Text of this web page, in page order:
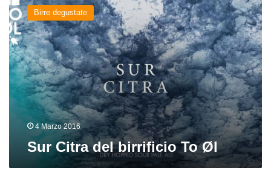
Citra
del
birrificio
To
Øl
Birre degustate
4 Marzo 2016
Sur Citra del birrificio To Øl